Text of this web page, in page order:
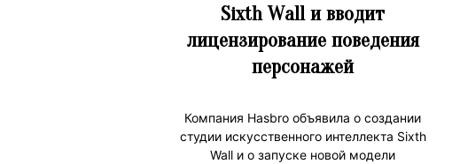
Sixth Wall и вводит
лицензирование поведения
персонажей
Компания Hasbro объявила о создании
студии искусственного интеллекта Sixth
Wall и о запуске новой модели